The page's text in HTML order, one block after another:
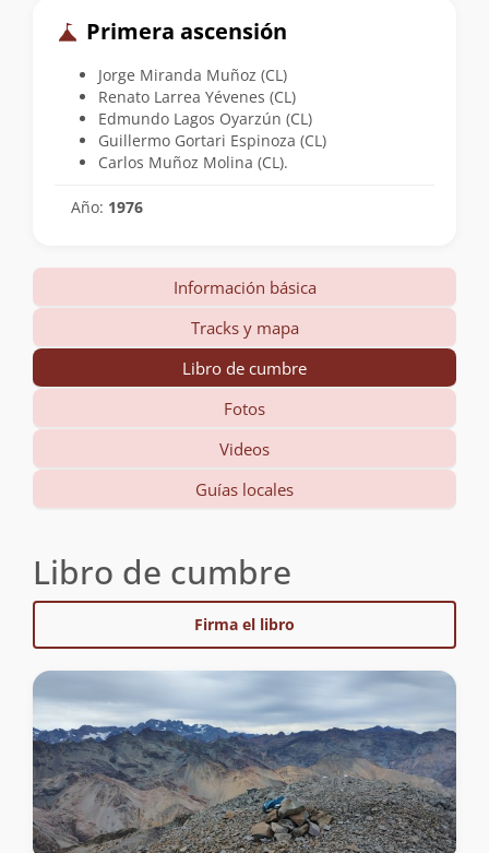
Primera ascensión
Jorge Miranda Muñoz (CL)
Renato Larrea Yévenes (CL)
Edmundo Lagos Oyarzún (CL)
Guillermo Gortari Espinoza (CL)
Carlos Muñoz Molina (CL).
Año: 1976
Información básica
Tracks y mapa
Libro de cumbre
Fotos
Videos
Guías locales
Libro de cumbre
Firma el libro